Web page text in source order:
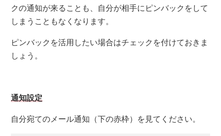
クの通知が来ることも、自分が相手にピンバックをして
しまうこともなくなります。
ピンバックを活用したい場合はチェックを付けておきま
しょう。
通知設定
自分宛てのメール通知（下の赤枠）を見てください。